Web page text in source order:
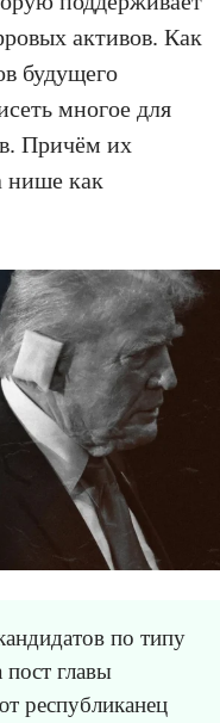
активов. Как
будущего
многое для
Причём их
нише как
по типу
главы
республиканец